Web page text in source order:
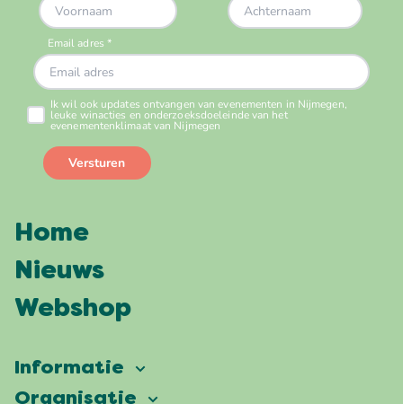
Home
Nieuws
Webshop
Informatie
Vierdaagsefeesten
Organisatie